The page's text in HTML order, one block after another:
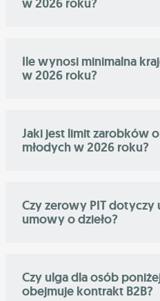
w 2026 roku?
Ile wynosi minimalna
w 2026 roku?
Jaki jest limit zarobków
młodych w 2026 roku?
Czy zerowy PIT
umowy o dzieło?
Czy ulga dla osób
obejmuje kontrakt B2B?